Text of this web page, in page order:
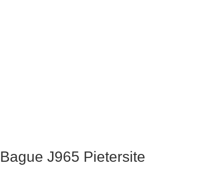
Bague J965 Pietersite